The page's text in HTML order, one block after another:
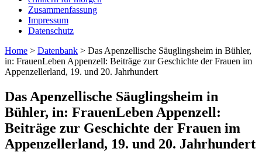
Zusammenfassung
Impressum
Datenschutz
Home > Datenbank > Das Apenzellische Säuglingsheim in Bühler,
in: FrauenLeben Appenzell: Beiträge zur Geschichte der Frauen im
Appenzellerland, 19. und 20. Jahrhundert
Das Apenzellische Säuglingsheim in
Bühler, in: FrauenLeben Appenzell:
Beiträge zur Geschichte der Frauen im
Appenzellerland, 19. und 20. Jahrhundert